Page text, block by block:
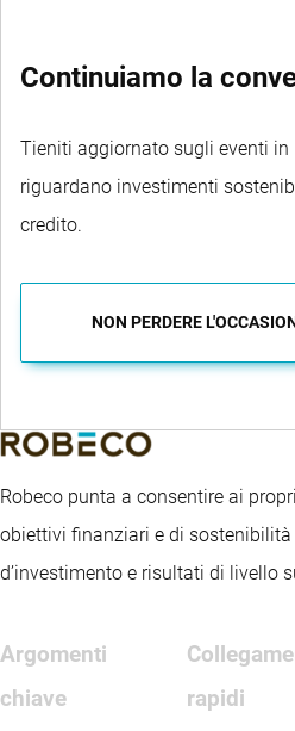
Continuiamo la
Tieniti aggiornato sugli eventi in
riguardano investimenti
credito.
NON PERDERE
Robeco punta a consentire ai
obiettivi finanziari e di
d’investimento e risultati di livello
Argomenti
chiave
rapidi